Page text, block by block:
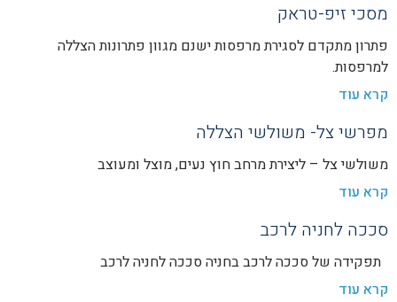
מסכי זיפ-טראק
פתרון מתקדם לסגירת מרפסות ישנם מגוון פתרונות הצללה
למרפסות.
קרא עוד
מפרשי צל- משולשי הצללה
משולשי צל – ליצירת מרחב חוץ נעים, מוצל ומעוצב
קרא עוד
סככה לחניה לרכב
תפקידה של סככה לרכב בחניה סככה לחניה לרכב
קרא עוד